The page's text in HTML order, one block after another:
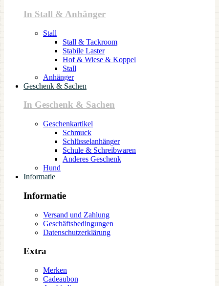
In Stall & Anhänger
Stall
Stall & Tackroom
Stabile Laster
Hof & Wiese & Koppel
Stall
Anhänger
Geschenk & Sachen
In Geschenk & Sachen
Geschenkartikel
Schmuck
Schlüsselanhänger
Schule & Schreibwaren
Anderes Geschenk
Hund
Informatie
Informatie
Versand und Zahlung
Geschäftsbedingungen
Datenschutzerklärung
Extra
Merken
Cadeaubon